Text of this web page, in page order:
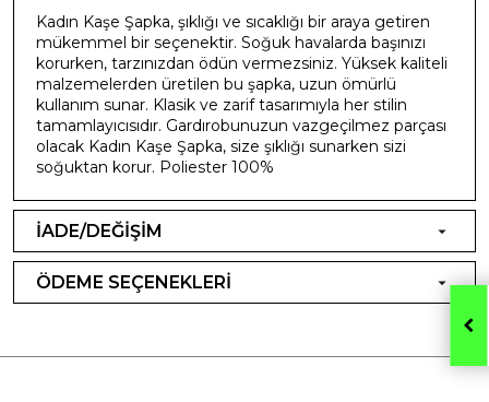
Kadın Kaşe Şapka, şıklığı ve sıcaklığı bir araya getiren
mükemmel bir seçenektir. Soğuk havalarda başınızı
korurken, tarzınızdan ödün vermezsiniz. Yüksek kaliteli
malzemelerden üretilen bu şapka, uzun ömürlü
kullanım sunar. Klasik ve zarif tasarımıyla her stilin
tamamlayıcısıdır. Gardırobunuzun vazgeçilmez parçası
olacak Kadın Kaşe Şapka, size şıklığı sunarken sizi
soğuktan korur. Poliester 100%
İADE/DEĞİŞİM
ÖDEME SEÇENEKLERİ